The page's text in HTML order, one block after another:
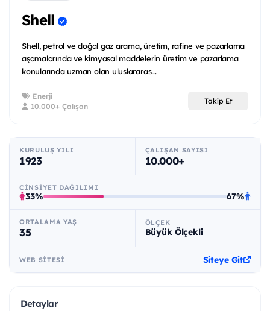
Shell
Shell, petrol ve doğal gaz arama, üretim, rafine ve pazarlama
aşamalarında ve kimyasal maddelerin üretim ve pazarlama
konularında uzman olan uluslararas...
Enerji
10.000+ Çalışan
Takip Et
KURULUŞ YILI
1923
ÇALIŞAN SAYISI
10.000+
CINSIYET DAĞILIMI
33% 67%
ORTALAMA YAŞ
35
ÖLÇEK
Büyük Ölçekli
WEB SITESI Siteye Git
Detaylar